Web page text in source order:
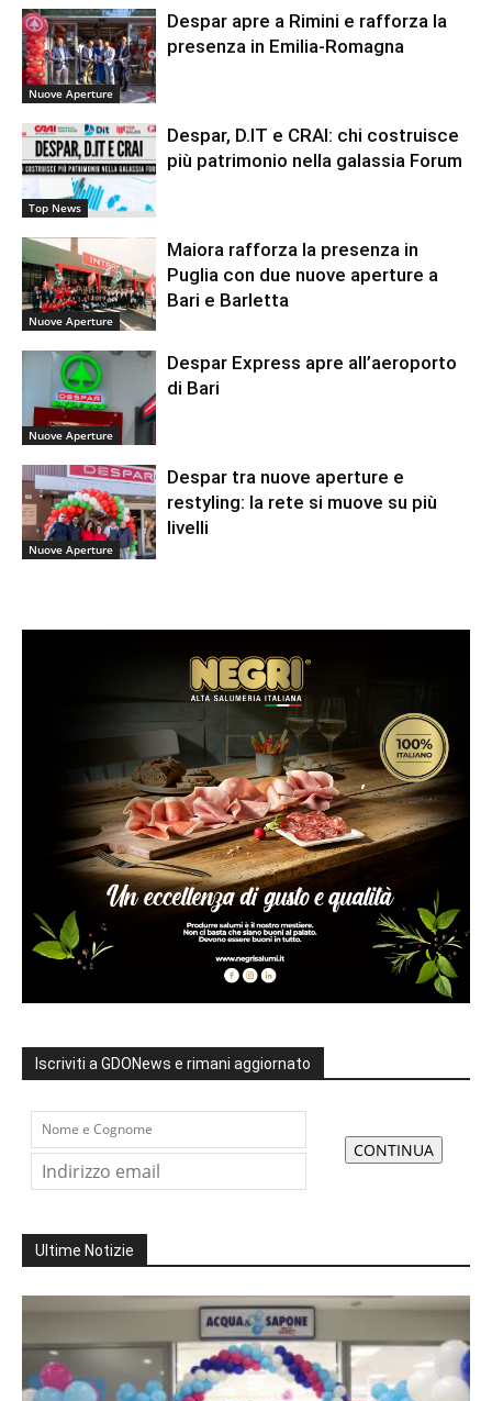
Nuove Aperture
Despar apre a Rimini e rafforza la
presenza in Emilia-Romagna
Top News
Despar, D.IT e CRAI: chi costruisce
più patrimonio nella galassia Forum
Nuove Aperture
Maiora rafforza la presenza in
Puglia con due nuove aperture a
Bari e Barletta
Nuove Aperture
Despar Express apre all’aeroporto
di Bari
Nuove Aperture
Despar tra nuove aperture e
restyling: la rete si muove su più
livelli
Iscriviti a GDONews e rimani aggiornato
Ultime Notizie